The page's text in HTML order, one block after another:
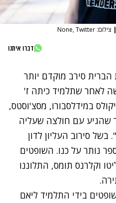
| צילום: None, Twitter
דברו איתנו
סירב מוקדם יותר
לאחר שתלמיד כיתה ז'
במידלסבורו, מסצ'וסטס,
שהגיע עם חולצה שעליה
סירוב העליון לדון
נותר על כנו. השופטים
וקלרנס תומס, התלוננו
בידי התלמיד ליאם